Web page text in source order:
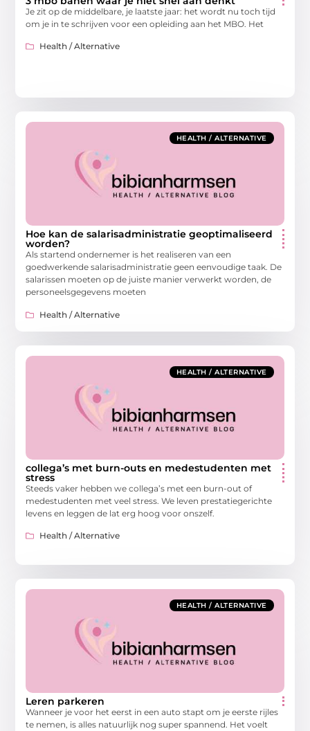
Je zit op de middelbare, je laatste jaar: het wordt nu toch tijd
om je in te schrijven voor een opleiding aan het MBO. Het
Health / Alternative
HEALTH / ALTERNATIVE
Hoe kan de salarisadministratie geoptimaliseerd
worden?
Als startend ondernemer is het realiseren van een
goedwerkende salarisadministratie geen eenvoudige taak. De
salarissen moeten op de juiste manier verwerkt worden, de
personeelsgegevens moeten
Health / Alternative
HEALTH / ALTERNATIVE
collega’s met burn-outs en medestudenten met
stress
Steeds vaker hebben we collega’s met een burn-out of
medestudenten met veel stress. We leven prestatiegerichte
levens en leggen de lat erg hoog voor onszelf.
Health / Alternative
HEALTH / ALTERNATIVE
Leren parkeren
Wanneer je voor het eerst in een auto stapt om je eerste rijles
te nemen, is alles natuurlijk nog super spannend. Het voelt